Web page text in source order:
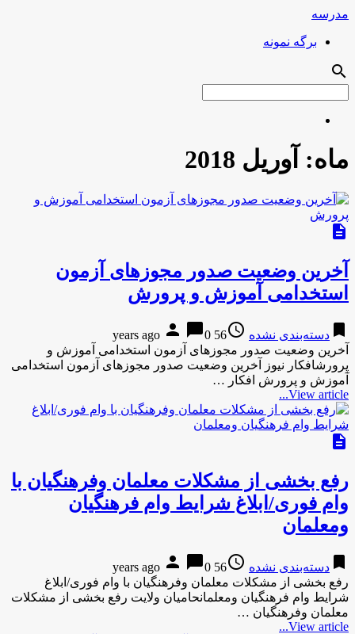
مدرسه
برگه نمونه
search
ماه: آوریل 2018
description
آخرین وضعیت صدور مجوزهای آزمون
استخدامی آموزش و پرورش
bookmark دسته‌بندی نشده access_time
56 years ago
person chat_bubble0
آخرین وضعیت صدور مجوزهای آزمون استخدامی آموزش و
پرورشافکار نیوز آخرین وضعیت صدور مجوزهای آزمون استخدامی
آموزش و پرورش افکار …
View article...
description
رفع بخشی از مشکلات معلمان وفرهنگیان با
وام فوری/ابلاغ شرایط وام فرهنگیان
ومعلمان
bookmark دسته‌بندی نشده access_time
56 years ago
person chat_bubble0
رفع بخشی از مشکلات معلمان وفرهنگیان با وام فوری/ابلاغ
شرایط وام فرهنگیان ومعلمانحامیان ولایت رفع بخشی از مشکلات
معلمان وفرهنگیان …
View article...